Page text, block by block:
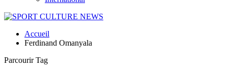
Accueil
Ferdinand Omanyala
Parcourir Tag